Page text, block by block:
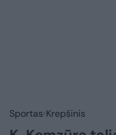
Sportas Krepšinis